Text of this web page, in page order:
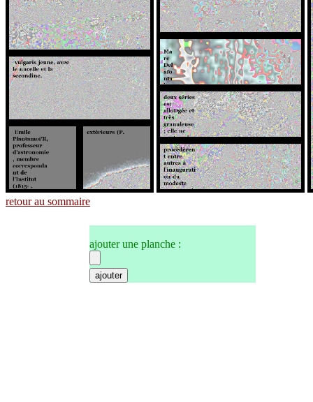
retour au sommaire
ajouter une planche :